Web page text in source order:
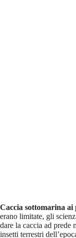
Caccia sottomarina ai
erano limitate, gli
dare la caccia ad
insetti terrestri